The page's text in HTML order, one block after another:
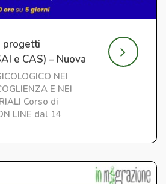
progetti
e CAS) – Nuova
NEI
E NEI
Corso di
LINE dal 14